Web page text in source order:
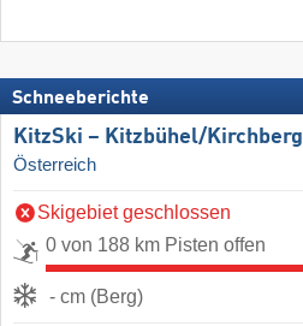
Schneeberichte
KitzSki – Kitzbühel/​Kirchberg
Österreich
Skigebiet geschlossen
0 von 188 km Pisten offen
- cm (Berg)